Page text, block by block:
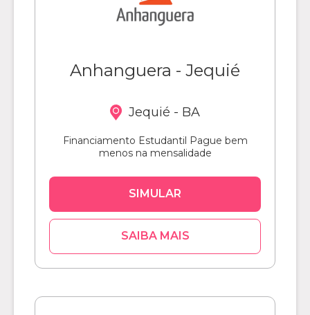
Anhanguera - Jequié
Jequié - BA
Financiamento Estudantil Pague bem
menos na mensalidade
SIMULAR
SAIBA MAIS